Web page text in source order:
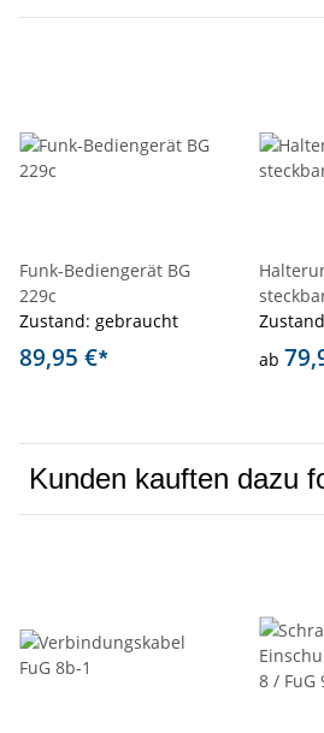
Funk-Bediengerät BG
229c
Zustand: gebraucht
89,95 €*
ab
Kunden kauften dazu